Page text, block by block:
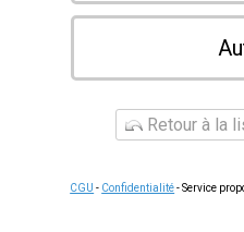
Retour à la
CGU - Confidentialité- Service